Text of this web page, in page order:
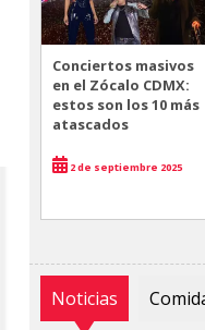
Conciertos masivos
en el Zócalo CDMX:
estos son los 10 más
atascados
2 de septiembre 2025
Noticias